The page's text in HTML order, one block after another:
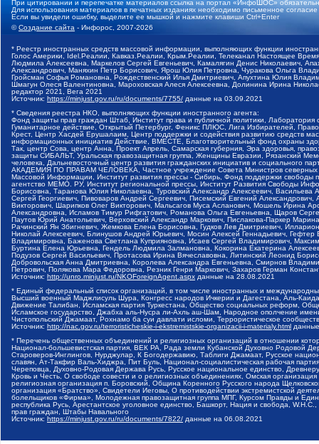
При цитировании и перепечатке материалов ссылка на портал «ИнфоШОС»
Для использования материалов в печатных изданиях необходимо письменное
Если вы увидели ошибку, выделите ее мышкой и нажмите клавиши Ctrl+Enter
©Создание сайта - Инфорос, 2007-2026
* Реестр иностранных средств массовой информации, выполняющих функции
Голос Америки, Idel.Реалии, Кавказ.Реалии, Крым.Реалии, Телеканал Настоящее
Людмила Алексеевна, Маркелов Сергей Евгеньевич, Камалягин Денис Николаевич,
Александрович, Маняхин Петр Борисович, Ярош Юлия Петровна, Чуракова Ольга
Гройсман Софья Романовна, Рождественский Илья Дмитриевич, Апухтина Юлия
Шмагун Олеся Валентиновна, Мароховская Алеся Алексеевна, Долинина Ирина
редактор 2021, Вега 2021
Источник: https://minjust.gov.ru/ru/documents/7755/ данные на 03.09.2021
* Сведения реестра НКО, выполняющих функции иностранного агента:
Фонд защиты прав граждан Штаб, Институт права и публичной политики,
Гуманитарное действие, Открытый Петербург, Феникс ПЛЮС, Лига Избирателей,
Крест, Центр Хасдей Ерушалаим, Центр поддержки и содействия развитию средств
информационных инициатив Действие, ВМЕСТЕ, Благотворительный фонд охраны
Так, центр Сова, центр Анна, Проект Апрель, Самарская губерния, Эра здоровья,
защиты СИБАЛЬТ, Уральская правозащитная группа, Женщины Евразии, Рязанский
человека, Дальневосточный центр развития гражданских инициатив и социального
АКАДЕМИЯ ПО ПРАВАМ ЧЕЛОВЕКА, Частное учреждение Совета Министров северных
Массовой Информации, Институт развития прессы - Сибирь, Фонд поддержки
агентство МЕМО. РУ, Институт региональной прессы, Институт Развития Свободы
Борисовна, Таранова Юлия Николаевна, Туровский Александр Алексеевич,
Сергей Георгиевич, Пивоваров Андрей Сергеевич, Писемский Евгений
Викторович, Шарипков Олег Викторович, Мальсагов Муса Асланович, Мошель Ирина
Александровна, Исламов Тимур Рифгатович, Романова Ольга Евгеньевна, Щаров
Паутов Юрий Анатольевич, Верховский Александр Маркович, Пислакова-Паркер
Рачинский Ян Збигневич, Жемкова Елена Борисовна, Гудков Лев Дмитриевич,
Николай Алексеевич, Блинушов Андрей Юрьевич, Мосин Алексей Геннадьевич,
Владимировна, Баженова Светлана Куприяновна, Исаев Сергей Владимирович,
Буртина Елена Юрьевна, Гендель Людмила Залмановна, Кокорина Екатерина
Подузов Сергей Васильевич, Протасова Ирина Вячеславовна, Литинский Леонид
Добровольская Анна Дмитриевна, Королева Александра Евгеньевна, Смирнов
Петрович, Полякова Мара Федоровна, Резник Генри Маркович, Захаров Герман
Источник: http://unro.minjust.ru/NKOForeignAgent.aspx данные на 28.08.2021
* Единый федеральный список организаций, в том числе иностранных и
Высший военный Маджлисуль Шура, Конгресс народов Ичкерии и Дагестана, Аль-
Движение Талибан, Исламская партия Туркестана, Общество социальных реформ,
Исламское государство, Джабха аль-Нусра ли-Ахль аш-Шам, Народное ополчение
Чистопольский Джамаат, Рохнамо ба суи давлати исломи, Террористическое
Источник: http://nac.gov.ru/terroristicheskie-i-ekstremistskie-organizacii-i-materialy.html
* Перечень общественных объединений и религиозных организаций в отношении
Национал-большевистская партия, ВЕК РА, Рада земли Кубанской Духовно Родовой
Староверов-Инглингов, Нурджулар, К Богодержавию, Таблиги Джамаат, Русское
славян, Ат-Такфир Валь-Хиджра, Пит Буль, Национал-социалистическая рабочая
Череповца, Духовно-Родовая Держава Русь, Русское национальное единство,
Кровь и Честь, О свободе совести и о религиозных объединениях, Омская
религиозная организация п. Боровский, Община Коренного Русского народа
организация «Братство», Свидетели Иеговы, О противодействии экстремистской
болельщиков «Фирма», Молодежная правозащитная группа МПГ, Курсом Правды и
республика Русь, Арестантское уголовное единство, Башкорт, Нация и свобода,
прав граждан, Штабы Навального
Источник: https://minjust.gov.ru/ru/documents/7822/ данные на 06.08.2021